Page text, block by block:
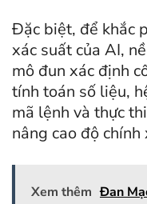
Đặc biệt, để khắc
xác suất của AI,
mô đun xác định
tính toán số liệu,
mã lệnh và thực
nâng cao độ
Xem thêm Đan